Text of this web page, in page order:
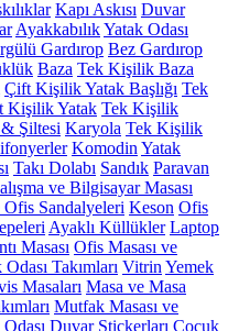
Kapı Askısı Duvar
AyakkabılıkYatak Odası
Gardırop Bez Gardırop
Baza Tek Kişilik Baza
Çift Kişilik Yatak Başlığı Tek
Kişilik Yatak Tek Kişilik
Şiltesi Karyola Tek Kişilik
Komodin Yatak
Takı Dolabı Sandık Paravan
ve Bilgisayar Masası
Ofis Sandalyeleri Keson Ofis
Ayaklı Küllükler Laptop
Masası Ofis Masası ve
Takımları Vitrin Yemek
Masaları Masa ve Masa
Mutfak Masası ve
Duvar Stickerları Çocuk